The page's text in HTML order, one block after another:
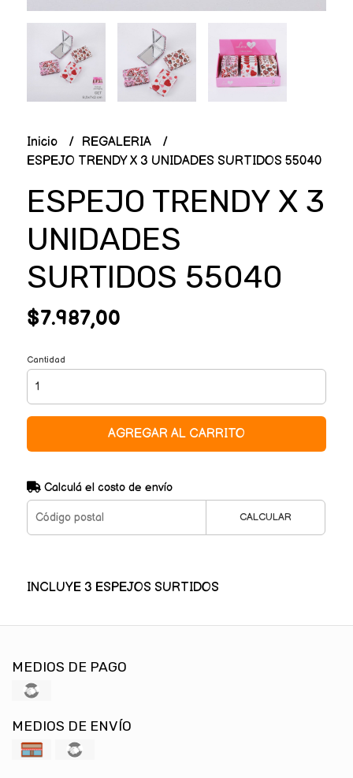
Inicio
REGALERIA
ESPEJO TRENDY X 3 UNIDADES SURTIDOS 55040
ESPEJO TRENDY X 3
UNIDADES
SURTIDOS 55040
$7.987,00
Cantidad
AGREGAR AL CARRITO
Calculá el costo de envío
CALCULAR
INCLUYE 3 ESPEJOS SURTIDOS
MEDIOS DE PAGO
MEDIOS DE ENVÍO